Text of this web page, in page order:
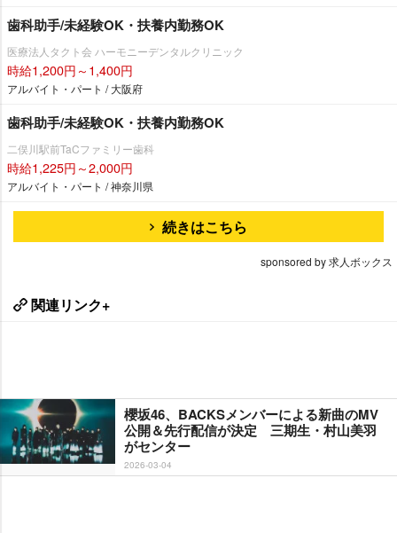
歯科助手/未経験OK・扶養内勤務OK
医療法人タクト会 ハーモニーデンタルクリニック
時給1,200円～1,400円
アルバイト・パート / 大阪府
歯科助手/未経験OK・扶養内勤務OK
二俣川駅前TaCファミリー歯科
時給1,225円～2,000円
アルバイト・パート / 神奈川県
続きはこちら
sponsored by 求人ボックス
関連リンク+
櫻坂46、BACKSメンバーによる新曲のMV
公開＆先行配信が決定 三期生・村山美羽
がセンター
2026-03-04